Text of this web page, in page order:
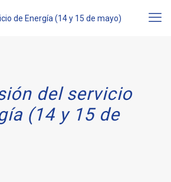
del servicio
(14 y 15 de